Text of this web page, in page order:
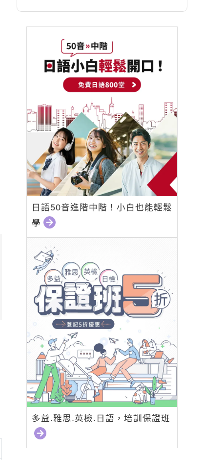
日語50音進階中階！小白也能輕鬆
學
多益.雅思.英檢.日語，培訓保證班